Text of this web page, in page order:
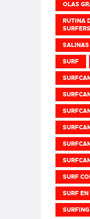
OLAS
RUTINA
SURFERS
SALINAS
SURF
SURF
SURF
SURFING